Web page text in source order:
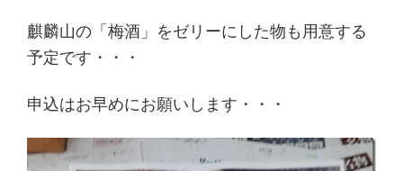
麒麟山の「梅酒」をゼリーにした物も用意する
予定です・・・
申込はお早めにお願いします・・・